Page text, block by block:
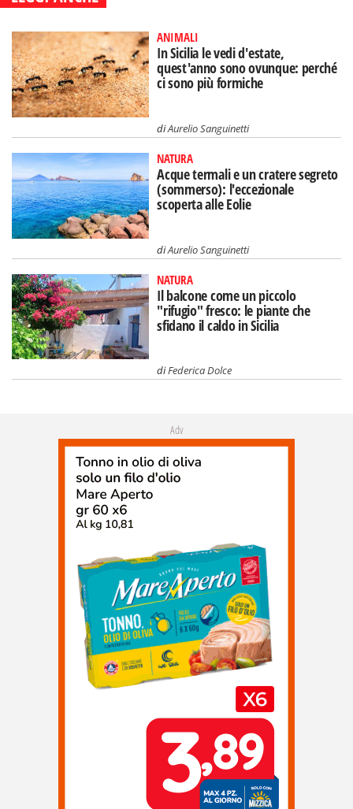
ANIMALI
In Sicilia le vedi d'estate,
quest'anno sono ovunque: perché
ci sono più formiche
diAurelio Sanguinetti
NATURA
Acque termali e un cratere segreto
(sommerso): l'eccezionale
scoperta alle Eolie
diAurelio Sanguinetti
NATURA
Il balcone come un piccolo
"rifugio" fresco: le piante che
sfidano il caldo in Sicilia
diFederica Dolce
Adv